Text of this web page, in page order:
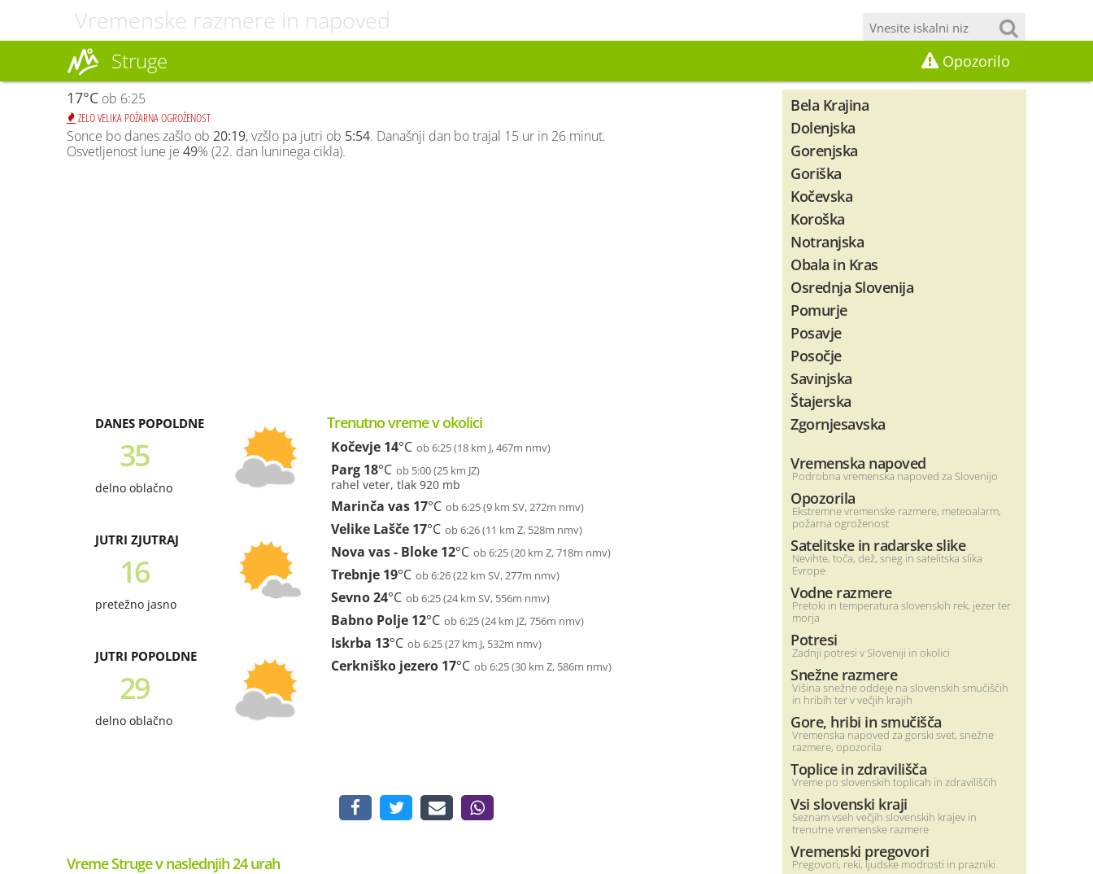
Vremenske razmere in napoved
Struge Opozorilo
17°C ob 6:25
ZELO VELIKA POŽARNA OGROŽENOST
Sonce bo danes zašlo ob 20:19, vzšlo pa jutri ob 5:54. Današnji dan bo trajal 15 ur in 26 minut.
Osvetljenost lune je 49% (22. dan luninega cikla).
DANES POPOLDNE
35
delno oblačno
JUTRI ZJUTRAJ
16
pretežno jasno
JUTRI POPOLDNE
29
delno oblačno
Trenutno vreme v okolici
Kočevje 14°C ob 6:25 (18 km J, 467m nmv)
Parg 18°C ob 5:00 (25 km JZ)
rahel veter, tlak 920 mb
Marinča vas 17°C ob 6:25 (9 km SV, 272m nmv)
Velike Lašče 17°C ob 6:26 (11 km Z, 528m nmv)
Nova vas - Bloke 12°C ob 6:25 (20 km Z, 718m nmv)
Trebnje 19°C ob 6:26 (22 km SV, 277m nmv)
Sevno24°C ob 6:25 (24 km SV, 556m nmv)
Babno Polje 12°C ob 6:25 (24 km JZ, 756m nmv)
Iskrba 13°C ob 6:25 (27 km J, 532m nmv)
Cerkniško jezero 17°C ob 6:25 (30 km Z, 586m nmv)
Vreme Struge v naslednjih 24 urah
Bela Krajina
Dolenjska
Gorenjska
Goriška
Kočevska
Koroška
Notranjska
Obala in Kras
Osrednja Slovenija
Pomurje
Posavje
Posočje
Savinjska
Štajerska
Zgornjesavska
Vremenska napoved
Podrobna vremenska napoved za Slovenijo
Opozorila
Ekstremne vremenske razmere, meteoalarm,
požarna ogroženost
Satelitske in radarske slike
Nevihte, toča, dež, sneg in satelitska slika
Evrope
Vodne razmere
Pretoki in temperatura slovenskih rek, jezer ter
morja
Potresi
Zadnji potresi v Sloveniji in okolici
Snežne razmere
Višina snežne oddeje na slovenskih smučiščih
in hribih ter v večjih krajih
Gore, hribi in smučišča
Vremenska napoved za gorski svet, snežne
razmere, opozorila
Toplice in zdravilišča
Vreme po slovenskih toplicah in zdraviliščih
Vsi slovenski kraji
Seznam vseh večjih slovenskih krajev in
trenutne vremenske razmere
Vremenski pregovori
Pregovori, reki, ljudske modrosti in prazniki